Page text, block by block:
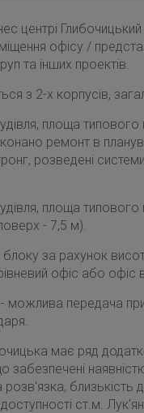
центрі Глибочицький
офісу /
та інших проектів.
з 2-х корпусів,
площа
ремонт в
розведені системи
площа
- 7,5 м).
за рахунок
офіс або
- можлива передача
має ряд
забезпечені
розв'язка,
ст.м.